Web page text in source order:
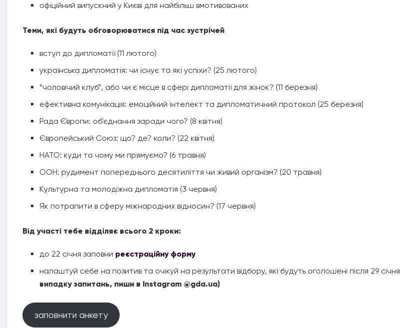
офіційний випускний у Києві для найбільш вмотивованих
Теми, які будуть обговорюватися під час зустрічей
вступ до дипломатії (11 лютого)
українська дипломатія: чи існує та які успіхи? (25 лютого)
“чоловічий клуб”, або чи є місце в сфері дипломатії для жінок? (11 березня)
ефективна комунікація: емоційний інтелект та дипломатичний протокол (25 березня)
Рада Європи: об’єднання заради чого? (8 квітня)
Європейський Союз: що? де? коли? (22 квітня)
НАТО: куди та чому ми прямуємо? (6 травня)
ООН: рудимент попереднього десятиліття чи живий організм? (20 травня)
Культурна та молодіжна дипломатія (3 червня)
Як потрапити в сферу міжнародних відносин? (17 червня)
Від участі тебе відділяє всього 2 кроки:
до 22 січня заповни реєстраційну форму
налаштуй себе на позитив та очікуй на результати відбору, які будуть оголошені після 29 січня
випадку запитань, пиши в Instagram @gda.ua)
заповнити анкету